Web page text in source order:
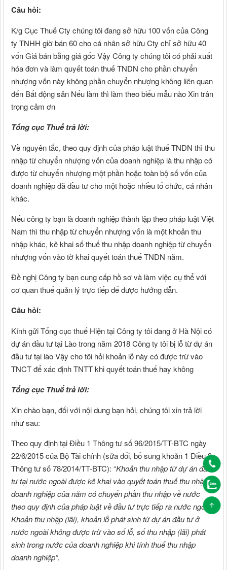
Câu hỏi:
K/g Cục Thuế Cty chúng tôi đang sở hữu 100 vốn của Công
ty TNHH giờ bán 60 cho cá nhân sở hữu Cty chỉ sở hữu 40
vốn Giá bán bằng giá gốc Vậy Công ty chúng tôi có phải xuất
hóa đơn và làm quyết toán thuế TNDN cho phần chuyển
nhượng vốn này không phần chuyển nhượng không liên quan
đến Bất động sản Nếu làm thì làm theo biểu mẫu nào Xin trân
trọng cảm ơn
Tổng cục Thuế trả lời:
Về nguyên tắc, theo quy định của pháp luật thuế TNDN thì thu
nhập từ chuyển nhượng vốn của doanh nghiệp là thu nhập có
được từ chuyển nhượng một phần hoặc toàn bộ số vốn của
doanh nghiệp đã đầu tư cho một hoặc nhiều tổ chức, cá nhân
khác.
Nếu công ty bạn là doanh nghiệp thành lập theo pháp luật Việt
Nam thì thu nhập từ chuyển nhượng vốn là một khoản thu
nhập khác, kê khai số thuế thu nhập doanh nghiệp từ chuyển
nhượng vốn vào tờ khai quyết toán thuế TNDN năm.
Đề nghị Công ty bạn cung cấp hồ sơ và làm việc cụ thể với
cơ quan thuế quản lý trực tiếp để được hướng dẫn.
Câu hỏi:
Kính gửi Tổng cục thuế Hiện tại Công ty tôi đang ở Hà Nội có
dự án đầu tư tại Lào trong năm 2018 Công ty tôi bị lỗ từ dự án
đầu tư tại lào Vậy cho tôi hỏi khoản lỗ này có được trừ vào
TNCT để xác định TNTT khi quyết toán thuế hay không
Tổng cục Thuế trả lời:
Xin chào bạn, đối với nội dung bạn hỏi, chúng tôi xin trả lời
như sau:
Theo quy định tại Điều 1 Thông tư số 96/2015/TT-BTC ngày
22/6/2015 của Bộ Tài chính (sửa đổi, bổ sung khoản 1 Điều 3
Thông tư số 78/2014/TT-BTC): “Khoản thu nhập từ dự án đầu
tư tại nước ngoài được kê khai vào quyết toán thuế thu nhập
doanh nghiệp của năm có chuyển phần thu nhập về nước
theo quy định của pháp luật về đầu tư trực tiếp ra nước ngoài.
Khoản thu nhập (lãi), khoản lỗ phát sinh từ dự án đầu tư ở
nước ngoài không được trừ vào số lỗ, số thu nhập (lãi) phát
sinh trong nước của doanh nghiệp khi tính thuế thu nhập
doanh nghiệp”.